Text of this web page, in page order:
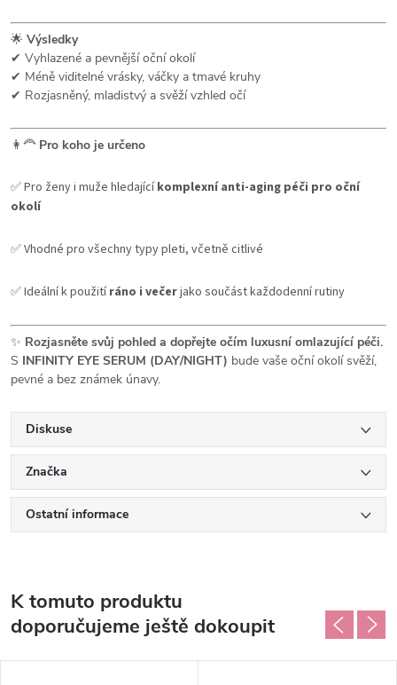
🌟 Výsledky
✔ Vyhlazené a pevnější oční okolí
✔ Méně viditelné vrásky, váčky a tmavé kruhy
✔ Rozjasněný, mladistvý a svěží vzhled očí
👩‍🦰 Pro koho je určeno
✅ Pro ženy i muže hledajícíkomplexní anti-aging péči pro oční
okolí
✅ Vhodné pro všechny typy pleti, včetně citlivé
✅ Ideální k použitíráno i večerjako součást každodenní rutiny
✨ Rozjasněte svůj pohled a dopřejte očím luxusní omlazující péči.
S INFINITY EYE SERUM (DAY/NIGHT) bude vaše oční okolí svěží,
pevné a bez známek únavy.
Diskuse
Značka
Ostatní informace
K tomuto produktu
doporučujeme ještě dokoupit